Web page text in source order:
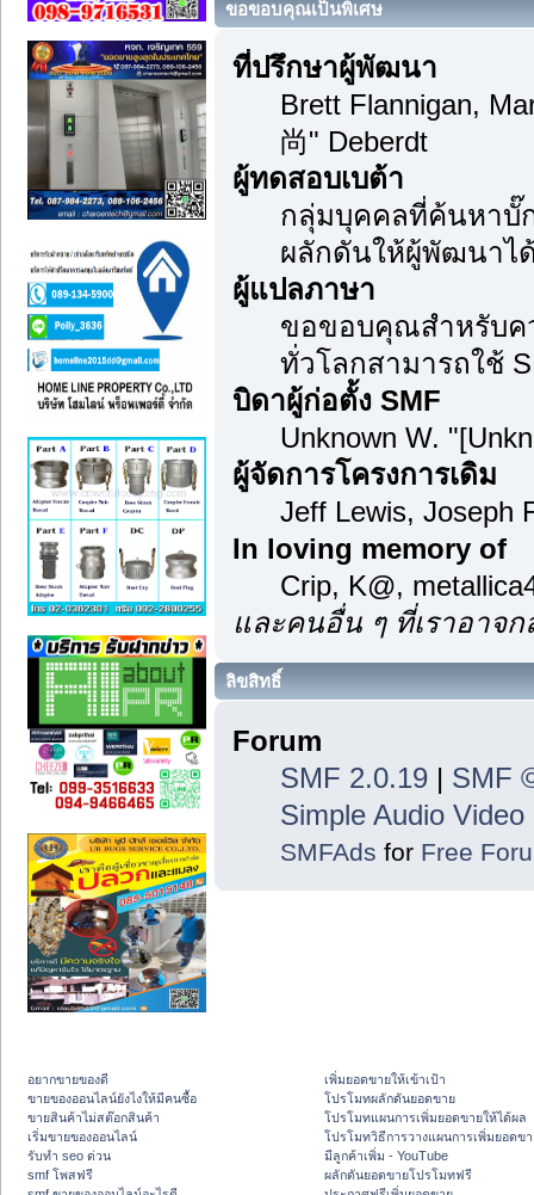
ขอขอบคุณเป็นพิเศษ
ที่ปรึกษาผู้พัฒนา
Brett Flannigan,
尚" Deberdt
ผู้ทดสอบเบต้า
กลุ่มบุคคลที่ค้นหาบั๊
ผลักดันให้ผู้พัฒนาไ
ผู้แปลภาษา
ขอขอบคุณสำหรับค
ทั่วโลกสามารถใช้
บิดาผู้ก่อตั้ง SMF
Unknown W.
ผู้จัดการโครงการเดิม
Jeff Lewis, Joseph
In loving memory of
Crip, K@,
และคนอื่น ๆ ที่เราอาจ
ลิขสิทธิ์
Forum
SMF 2.0.19| SMF
Simple Audio
SMFAds for Free
อยากขายของดี
ขายของออนไลน์ยังไงให้มีคนซื้อ
ขายสินค้าไม่สต๊อกสินค้า
เริ่มขายของออนไลน์
รับทำ seo ด่วน
smf โพสฟรี
เพิ่มยอดขายให้เข้าเป้า
โปรโมทผลักดันยอดขาย
โปรโมทแผนการเพิ่มยอดขายให้ได้ผล
โปรโมทวิธีการวางแผนการเพิ่มยอดข
มีลูกค้าเพิ่ม - YouTube
ผลักดันยอดขายโปรโมทฟรี